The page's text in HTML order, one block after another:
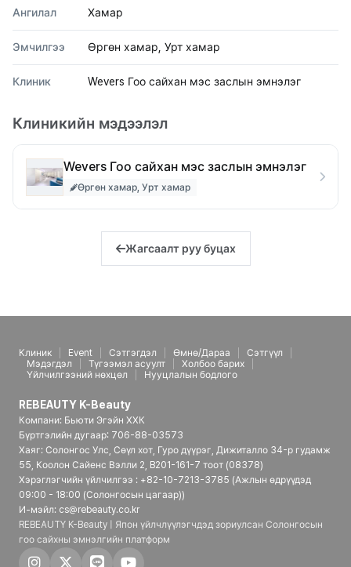
Ангилал Хамар
Эмчилгээ Өргөн хамар, Урт хамар
Клиник Wevers Гоо сайхан мэс заслын эмнэлэг
Клиникийн мэдээлэл
Wevers Гоо сайхан мэс заслын эмнэлэг
Өргөн хамар, Урт хамар
Жагсаалт руу буцах
Клиник Event Сэтгэгдэл Өмнө/Дараа
Сэтгүүл
Мэдэгдэл
Түгээмэл асуулт
Холбоо барих
Үйлчилгээний нөхцөл
Нууцлалын бодлого
REBEAUTY K-Beauty
Компани: Бьюти Эгэйн ХХК
Бүртгэлийн дугаар: 706-88-03573
Хаяг: Солонгос Улс, Сөүл хот, Гуро дүүрэг, Дижиталло 34-р гудамж
55, Коолон Сайенс Вэлли 2, B201-161-7 тоот (08378)
Хэрэглэгчийн үйлчилгээ : +82-10-7213-3785 (Ажлын өдрүүдэд
09:00 - 18:00 (Солонгосын цагаар))
И-мэйл: cs@rebeauty.co.kr
REBEAUTY K-Beauty | Япон үйлчлүүлэгчдэд зориулсан Солонгосын
гоо сайхны эмнэлгийн платформ